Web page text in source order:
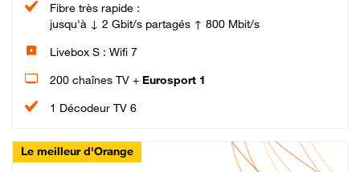
Fibre très rapide :
jusqu'à ↓ 2 Gbit/s partagés ↑ 800 Mbit/s
Livebox S : Wifi 7
200 chaînes TV + Eurosport 1
1 Décodeur TV 6
Le meilleur d'Orange